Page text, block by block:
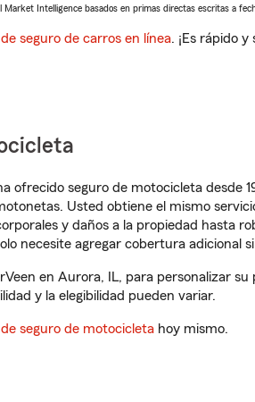
Market Intelligence basados en primas directas escritas a
seguro de carros en línea. ¡Es rápido y
ofrecido seguro de motocicleta desde
Usted obtiene el mismo
y daños a la propiedad hasta
necesite agregar cobertura adicional
en Aurora, IL, para personalizar
y la elegibilidad pueden variar.
seguro de motocicleta hoy mismo.